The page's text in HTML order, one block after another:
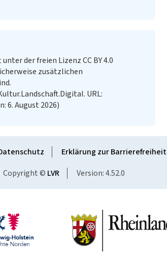
der freien Lizenz CC BY 4.0
zusätzlichen
URL:
6. August 2026)
Erklärung zur Barrierefreiheit
Copyright © LVR Version: 4.52.0